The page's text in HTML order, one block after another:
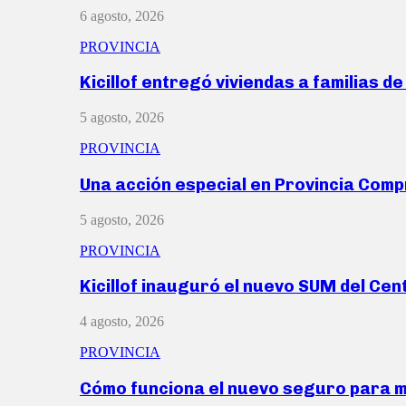
6 agosto, 2026
PROVINCIA
Kicillof entregó viviendas a familias
5 agosto, 2026
PROVINCIA
Una acción especial en Provincia
5 agosto, 2026
PROVINCIA
Kicillof inauguró el nuevo SUM del
4 agosto, 2026
PROVINCIA
Cómo funciona el nuevo seguro para